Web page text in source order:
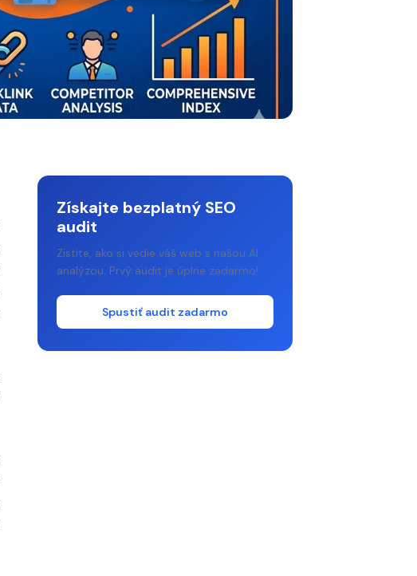
Získajte bezplatný SEO
audit
Zistite, ako si vedie váš web s našou AI
analýzou. Prvý audit je úplne zadarmo!
Spustiť audit zadarmo